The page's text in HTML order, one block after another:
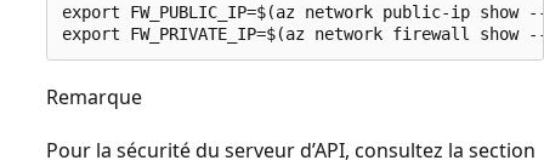
export FW_PUBLIC_IP=$(az network public-ip show --
Remarque
Pour la sécurité du serveur d’API, consultez la section